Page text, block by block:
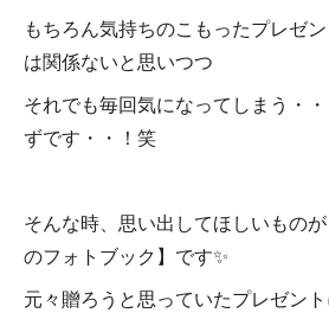
もちろん気持ちのこもったプレゼ
は関係ないと思いつつ
それでも毎回気になってしまう・
ずです・・！笑
そんな時、思い出してほしいもの
のフォトブック】です✨
元々贈ろうと思っていたプレゼン